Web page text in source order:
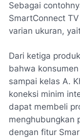
Sebagai
SmartConnect
varian ukuran,
Dari ketiga
bahwa
sampai kelas A.
koneksi minim
dapat membeli
menghubungkan
dengan fitur